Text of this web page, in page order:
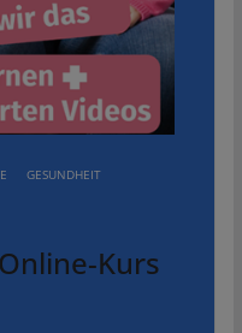
GESUNDHEIT
Kurs